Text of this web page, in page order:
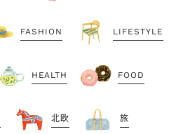
FASHION LIFESTYLE
HEALTH FOOD
北欧 旅